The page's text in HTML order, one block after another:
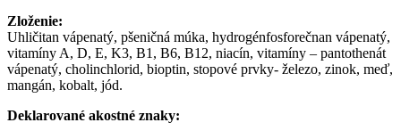
Zloženie:
Uhličitan vápenatý, pšeničná múka, hydrogénfosforečnan vápenatý,
vitamíny A, D, E, K3, B1, B6, B12, niacín, vitamíny – pantothenát
vápenatý, cholinchlorid, bioptin, stopové prvky- železo, zinok, meď,
mangán, kobalt, jód.
Deklarované akostné znaky: